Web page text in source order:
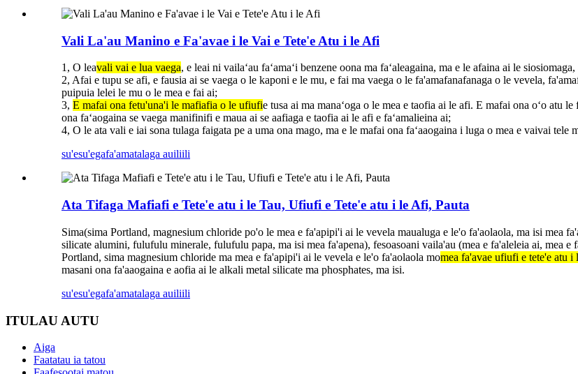
Vali La'au Manino e Fa'avae i le Vai e Tete'e Atu i le Afi
1, O leavali vai e lua vaega, e leai ni vailaʻau faʻamaʻi benzene oona ma faʻaleagaina, ma e le afaina ai le
2, Afai e tupu se afi, e fausia ai se vaega o le kaponi e le mu, e fai ma vaega o le fa'amafanafanaga o le vevela,
puipuia lelei le mu o le mea e fai ai;
3, E mafai ona fetu'una'i le mafiafia o le ufiufie tusa ai ma manaʻoga o le mea e taofia ai le afi. E mafai ona oʻo atu
ona faʻaogaina se vaega manifinifi e maua ai se aafiaga e taofia ai le afi e faʻamalieina ai;
4, O le ata vali e iai sona tulaga faigata pe a uma ona mago, ma e le mafai ona faʻaaogaina i luga o mea e vaivai tele
su'esu'egafa'amatalaga auiliili
Ata Tifaga Mafiafi e Tete'e atu i le Tau, Ufiufi e Tete'e atu i le Afi, Pauta
Sima(sima Portland, magnesium chloride po'o le mea e fa'apipi'i ai le vevela maualuga e le'o fa'aolaola, ma isi mea
silicate alumini, fulufulu minerale, fulufulu papa, ma isi mea fa'apena), fesoasoani vaila'au (mea e fa'aleleia ai, mea e
Portland, sima magnesium chloride ma mea e fa'apipi'i ai le vevela e le'o fa'aolaola momea fa'avae ufiufi e tete'e atu i
masani ona fa'aaogaina e aofia ai le alkali metal silicate ma phosphates, ma isi.
su'esu'egafa'amatalaga auiliili
ITULAU AUTU
Aiga
Faatatau ia tatou